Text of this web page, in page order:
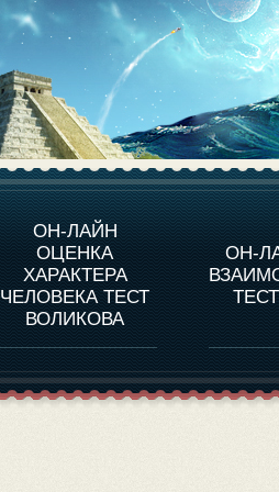
ОН-ЛАЙН
ОЦЕНКА
ХАРАКТЕРА
ЧЕЛОВЕКА ТЕСТ
ВОЛИКОВА
ОН-
О ПРОГРАММЕ
ОЦЕНКА ХАРАКТЕРA
ЧЕЛОВЕКА
ОЦЕНКА ХАРАКТЕРА
ВЫДАЮЩИХСЯ
ЛИЧНОСТЕЙ